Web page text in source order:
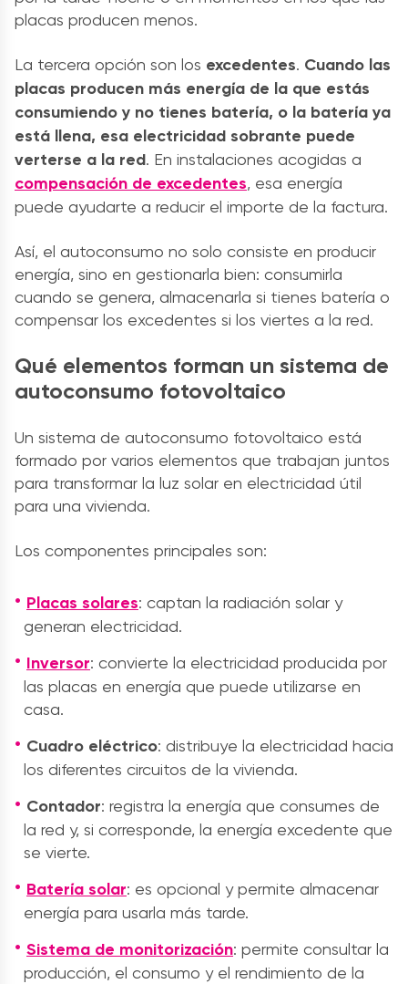
placas producen menos.
La tercera opción son los excedentes. Cuando las
placas producen más energía de la que estás
consumiendo y no tienes batería, o la batería ya
está llena, esa electricidad sobrante puede
verterse a la red. En instalaciones acogidas a
compensación de excedentes, esa energía
puede ayudarte a reducir el importe de la factura.
Así, el autoconsumo no solo consiste en producir
energía, sino en gestionarla bien: consumirla
cuando se genera, almacenarla si tienes batería o
compensar los excedentes si los viertes a la red.
Qué elementos forman un sistema de
autoconsumo fotovoltaico
Un sistema de autoconsumo fotovoltaico está
formado por varios elementos que trabajan juntos
para transformar la luz solar en electricidad útil
para una vivienda.
Los componentes principales son:
Placas solares: captan la radiación solar y
generan electricidad.
Inversor: convierte la electricidad producida por
las placas en energía que puede utilizarse en
casa.
Cuadro eléctrico: distribuye la electricidad hacia
los diferentes circuitos de la vivienda.
Contador: registra la energía que consumes de
la red y, si corresponde, la energía excedente que
se vierte.
Batería solar: es opcional y permite almacenar
energía para usarla más tarde.
Sistema de monitorización: permite consultar la
producción, el consumo y el rendimiento de la